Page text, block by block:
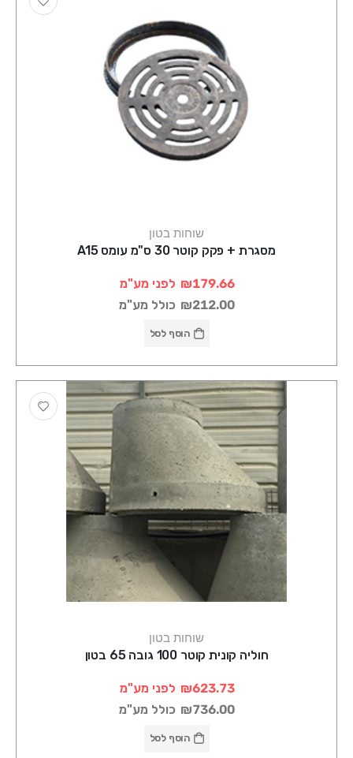
שוחות בטון
מסגרת + פקק קוטר 30 ס"מ עומס A15
₪179.66 לפני מע"מ
₪212.00 כולל מע"מ
הוסף לסל
שוחות בטון
חוליה קונית קוטר 100 גובה 65 בטון
₪623.73 לפני מע"מ
₪736.00 כולל מע"מ
הוסף לסל